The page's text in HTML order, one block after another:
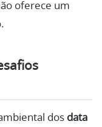
oferece um
dos data